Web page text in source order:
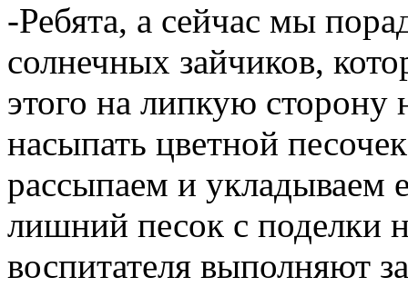
-Ребята, а сейчас мы
солнечных зайчиков,
этого на липкую
насыпать цветной
рассыпаем и укладываем
лишний песок с поделки
воспитателя выполняют